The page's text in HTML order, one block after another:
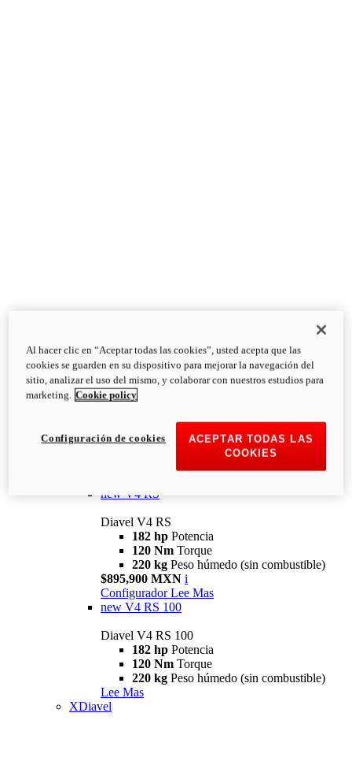
Diavel
V4
Diavel V4
126 NmTorque
223 kg
PESO HÚMEDO SIN
new V4 RS
Diavel V4 RS
182 hp Potencia
120 Nm Torque
220 kg Peso húmedo (sin combustible)
$895,900 MXN i
Configurador Lee Mas
new V4 RS 100
Diavel V4 RS 100
182 hp Potencia
120 Nm Torque
220 kg Peso húmedo (sin combustible)
Lee Mas
XDiavel
Al hacer clic en “Aceptar todas las cookies”, usted acepta que las
cookies se guarden en su dispositivo para mejorar la navegación del
sitio, analizar el uso del mismo, y colaborar con nuestros estudios para
marketing. Cookie policy
ACEPTAR TODAS LAS
COOKIES
Configuración de cookies